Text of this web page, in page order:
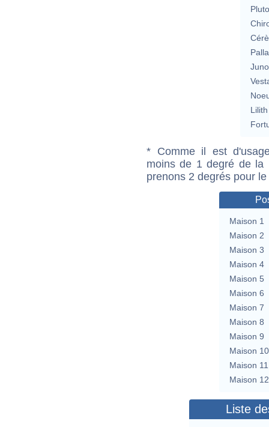
Lilith
* Comme il est
moins de 1 degré de la
prenons 2 degrés pour
Maison 1
Maison 2
Maison 3
Maison 4
Maison 5
Maison 6
Maison 7
Maison 8
Maison 9
Maison 10
Maison 11
Maison 12
Liste